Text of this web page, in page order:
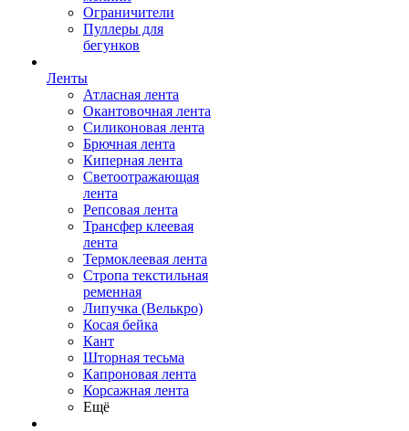
Ограничители
Пуллеры для
бегунков
Ленты
Атласная лента
Окантовочная лента
Силиконовая лента
Брючная лента
Киперная лента
Светоотражающая
лента
Репсовая лента
Трансфер клеевая
лента
Термоклеевая лента
Стропа текстильная
ременная
Липучка (Велькро)
Косая бейка
Кант
Шторная тесьма
Капроновая лента
Корсажная лента
Ещё